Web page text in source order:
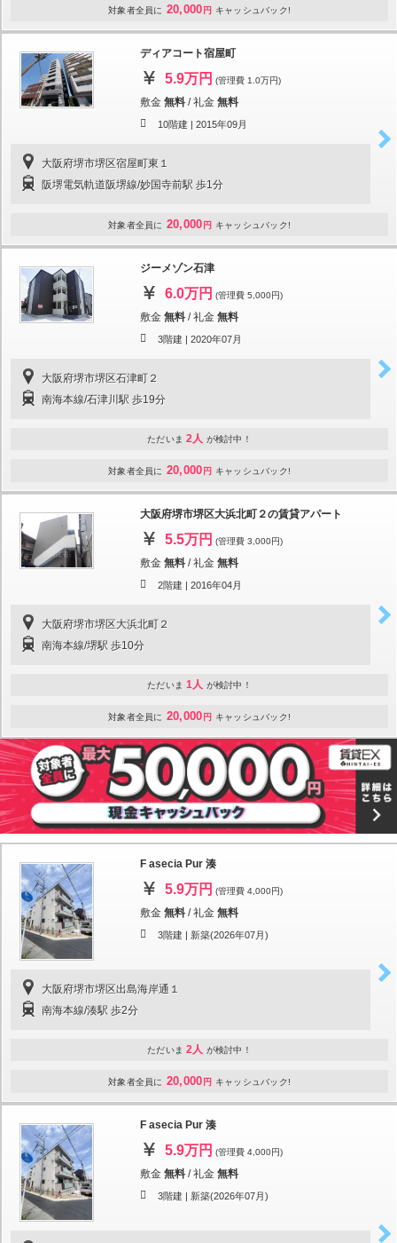
対象者全員に 20,000 円 キャッシュバック!
ディアコート宿屋町
5.9万円 (管理費 1.0万円)
敷金 無料 /礼金 無料
10階建 | 2015年09月
大阪府堺市堺区宿屋町東１
阪堺電気軌道阪堺線/妙国寺前駅 歩1分
対象者全員に 20,000 円 キャッシュバック!
ジーメゾン石津
6.0万円 (管理費 5,000円)
敷金 無料 /礼金 無料
3階建 | 2020年07月
大阪府堺市堺区石津町２
南海本線/石津川駅 歩19分
ただいま 2人 が検討中！
対象者全員に 20,000 円 キャッシュバック!
大阪府堺市堺区大浜北町２の賃貸アパート
5.5万円 (管理費 3,000円)
敷金 無料 /礼金 無料
2階建 | 2016年04月
大阪府堺市堺区大浜北町２
南海本線/堺駅 歩10分
ただいま 1人 が検討中！
対象者全員に 20,000 円 キャッシュバック!
F asecia Pur 湊
5.9万円 (管理費 4,000円)
敷金 無料 /礼金 無料
3階建 | 新築(2026年07月)
大阪府堺市堺区出島海岸通１
南海本線/湊駅 歩2分
ただいま 2人 が検討中！
対象者全員に 20,000 円 キャッシュバック!
F asecia Pur 湊
5.9万円 (管理費 4,000円)
敷金 無料 /礼金 無料
3階建 | 新築(2026年07月)